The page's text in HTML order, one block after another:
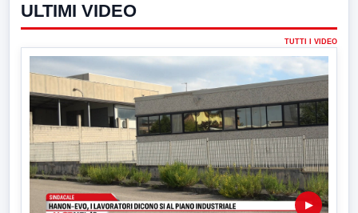
ULTIMI VIDEO
TUTTI I VIDEO
▶